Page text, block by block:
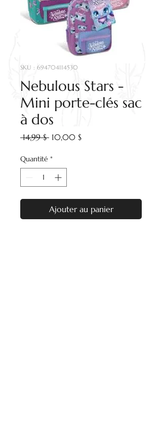
SKU : 694704114530
Nebulous Stars -
Mini porte-clés sac
à dos
14,99 $ Prix
10,00 $Prix
Quantité *
Ajouter au panier